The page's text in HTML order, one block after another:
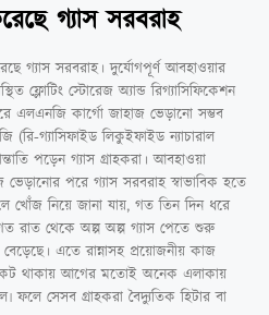
গ্যাস সরবরাহ
গ্যাস সরবরাহ। দুর্যোগপূর্ণ আবহাওয়ার
ফ্লোটিং স্টোরেজ অ্যান্ড রিগ্যাসিফিকেশন
কার্গো জাহাজ ভেড়ানো সম্ভব
গ্যাসিফাইড লিকুইফাইড ন্যাচারাল
পড়েন গ্যাস গ্রাহকরা। আবহাওয়া
পরে গ্যাস সরবরাহ স্বাভাবিক হতে
খোঁজ নিয়ে জানা যায়, গত তিন দিন ধরে
রাত থেকে অল্প অল্প গ্যাস পেতে শুরু
এতে রান্নাসহ প্রয়োজনীয় কাজ
থাকায় আগের মতোই অনেক এলাকায়
সেসব গ্রাহকরা বৈদ্যুতিক হিটার বা